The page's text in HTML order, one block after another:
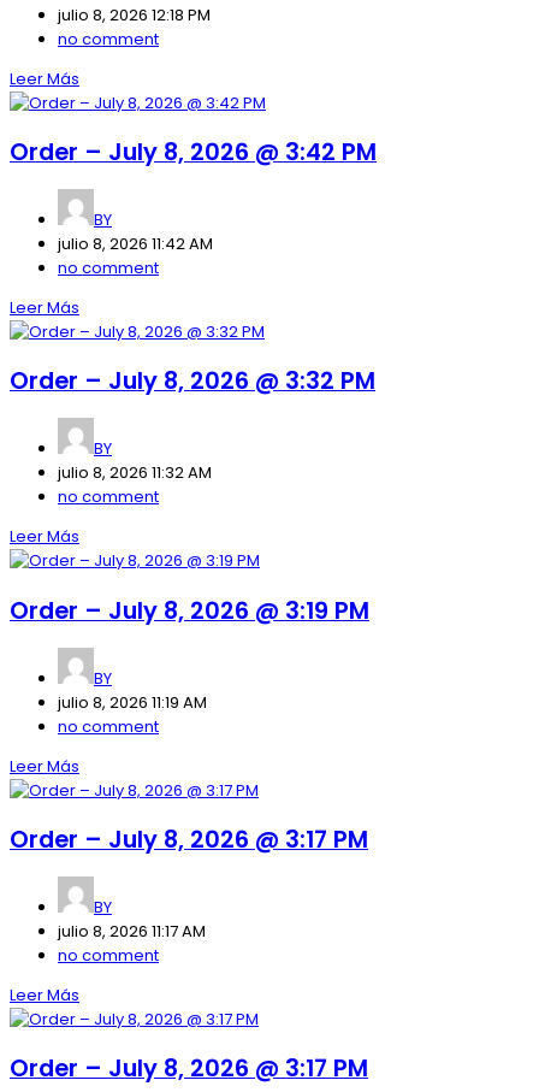
julio 8, 2026 12:18 PM
no comment
Leer Más
Order – July 8, 2026 @ 3:42 PM
BY
julio 8, 2026 11:42 AM
no comment
Leer Más
Order – July 8, 2026 @ 3:32 PM
BY
julio 8, 2026 11:32 AM
no comment
Leer Más
Order – July 8, 2026 @ 3:19 PM
BY
julio 8, 2026 11:19 AM
no comment
Leer Más
Order – July 8, 2026 @ 3:17 PM
BY
julio 8, 2026 11:17 AM
no comment
Leer Más
Order – July 8, 2026 @ 3:17 PM